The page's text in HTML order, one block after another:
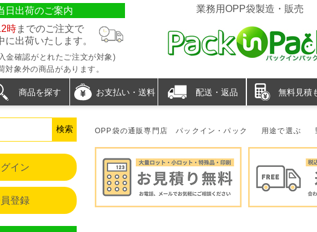
日出荷のご案内
時までのご注文で
に出荷いたします。
金確認がとれたご注文が対象)
対象外の商品があります。
業務用OPP袋製造・販売
商品を探す お支払い・送料 配送・返品 無料見積
OPP袋の通販専門店 パックイン・パック 用途で選ぶ
グイン
登録